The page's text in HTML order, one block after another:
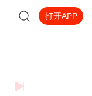
打开APP